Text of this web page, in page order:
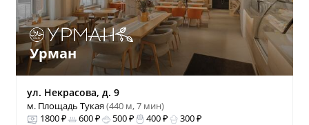
Урман
ул. Некрасова, д. 9
м. Площадь Тукая(440 м, 7 мин)
1800 ₽
600 ₽ 500 ₽ 400 ₽ 300 ₽